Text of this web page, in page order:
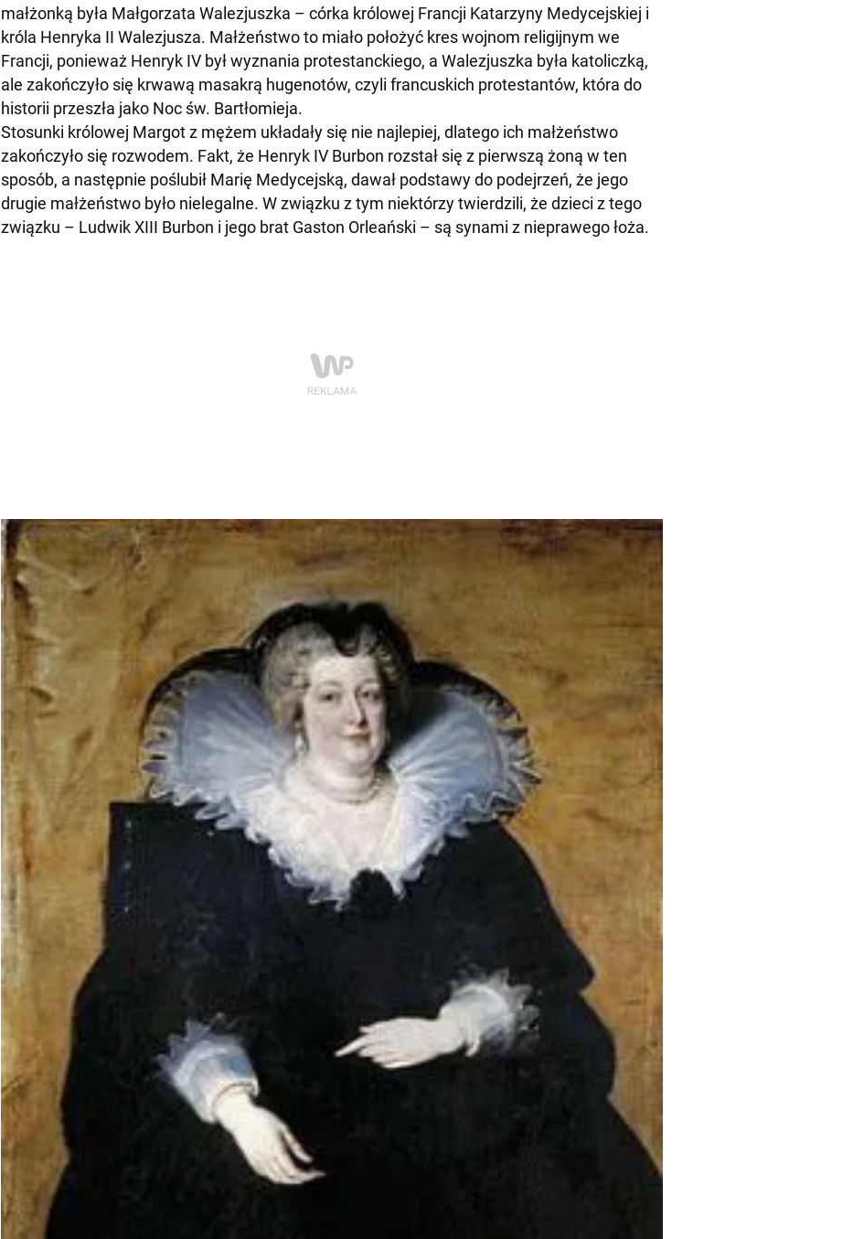
małżonką była Małgorzata Walezjuszka – córka królowej Francji Katarzyny Medycejskiej i
króla Henryka II Walezjusza. Małżeństwo to miało położyć kres wojnom religijnym we
Francji, ponieważ Henryk IV był wyznania protestanckiego, a Walezjuszka była katoliczką,
ale zakończyło się krwawą masakrą hugenotów, czyli francuskich protestantów, która do
historii przeszła jako Noc św. Bartłomieja.
Stosunki królowej Margot z mężem układały się nie najlepiej, dlatego ich małżeństwo
zakończyło się rozwodem. Fakt, że Henryk IV Burbon rozstał się z pierwszą żoną w ten
sposób, a następnie poślubił Marię Medycejską, dawał podstawy do podejrzeń, że jego
drugie małżeństwo było nielegalne. W związku z tym niektórzy twierdzili, że dzieci z tego
związku – Ludwik XIII Burbon i jego brat Gaston Orleański – są synami z nieprawego łoża.